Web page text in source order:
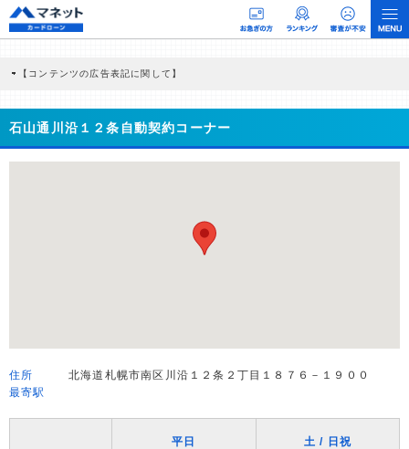
【コンテンツの広告表記に関して】
商品を根拠なくPRするものではなく、当編集部の調査／ユーザーへの口コミ収集な
どに基づき、公平性を担保した情報提供を行っています。
>提携企業一覧
石山通川沿１２条自動契約コーナー
住所
北海道札幌市南区川沿１２条２丁目１８７６－１９００
最寄駅
平日 土 / 日祝